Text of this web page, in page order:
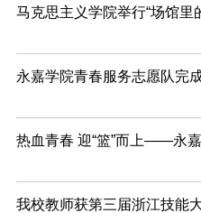
永嘉学院青春服务志愿队完
我校教师获第三届浙江技能